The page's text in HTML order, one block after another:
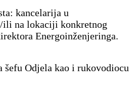
kancelarija u
ili na lokaciji konkretnog
Energoinženjeringa.
šefu Odjela kao i rukovodiocu